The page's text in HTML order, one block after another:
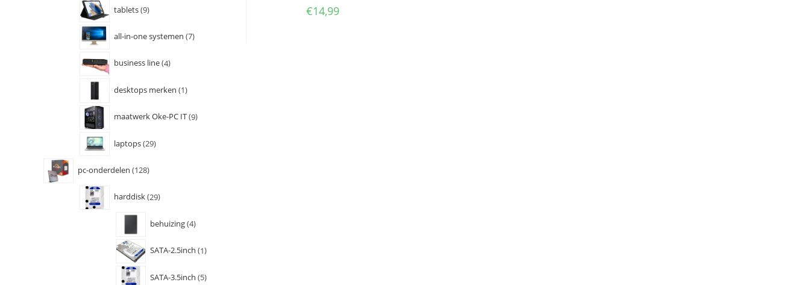
€14,99
tablets 9
all-in-one systemen 7
business line 4
desktops merken 1
maatwerk Oke-PC IT 9
laptops 29
pc-onderdelen 128
harddisk 29
behuizing 4
SATA-2.5inch 1
SATA-3.5inch 5